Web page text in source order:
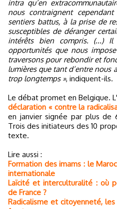
intra qu’en
nous contraignent
sentiers battus, à la prise de
susceptibles de déranger
intérêts bien compris. (...)
opportunités que nous
traversons pour rebondir et
lumières que tant d’entre
trop longtemps », indiquent-ils.
Le débat promet en Belgique.
déclaration « contre la
en janvier signée par plus de
Trois des initiateurs des 10
texte.
Lire aussi :
Formation des imams : le
internationale
Laïcité et interculturalité : où
de France ?
Radicalisme et citoyenneté,